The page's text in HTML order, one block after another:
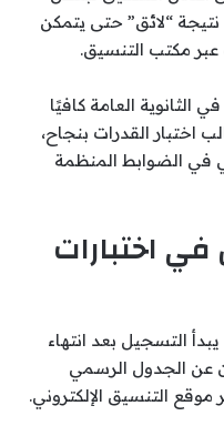
“لائق” حتى يتمكن
مكتب التنسيق.
العامة كافيًا
اختبار القدرات بنجاح،
في الضوابط المنظمة
في اختبارات
يبدأ التسجيل بعد انتهاء
عن الجدول الرسمي
التنسيق الإلكتروني.